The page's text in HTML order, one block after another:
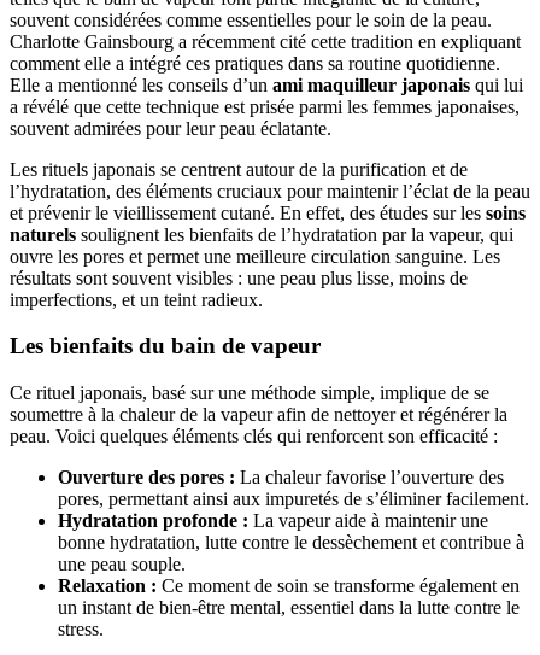
souvent considérées comme essentielles pour le soin de la peau.
Charlotte Gainsbourg a récemment cité cette tradition en expliquant
comment elle a intégré ces pratiques dans sa routine quotidienne.
Elle a mentionné les conseils d’un ami maquilleur japonais qui lui
a révélé que cette technique est prisée parmi les femmes japonaises,
souvent admirées pour leur peau éclatante.
Les rituels japonais se centrent autour de la purification et de
l’hydratation, des éléments cruciaux pour maintenir l’éclat de la peau
et prévenir le vieillissement cutané. En effet, des études sur les soins
naturels soulignent les bienfaits de l’hydratation par la vapeur, qui
ouvre les pores et permet une meilleure circulation sanguine. Les
résultats sont souvent visibles : une peau plus lisse, moins de
imperfections, et un teint radieux.
Les bienfaits du bain de vapeur
Ce rituel japonais, basé sur une méthode simple, implique de se
soumettre à la chaleur de la vapeur afin de nettoyer et régénérer la
peau. Voici quelques éléments clés qui renforcent son efficacité :
Ouverture des pores : La chaleur favorise l’ouverture des
pores, permettant ainsi aux impuretés de s’éliminer facilement.
Hydratation profonde : La vapeur aide à maintenir une
bonne hydratation, lutte contre le dessèchement et contribue à
une peau souple.
Relaxation : Ce moment de soin se transforme également en
un instant de bien-être mental, essentiel dans la lutte contre le
stress.